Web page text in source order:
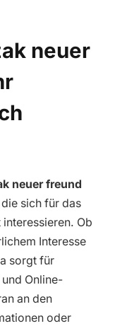
neuer
neuer freund
sich für das
Ob
Interesse
sorgt für
Online-
an den
oder